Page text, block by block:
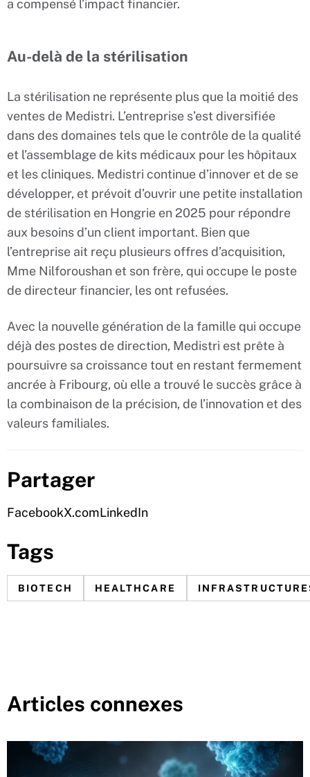
a compensé l’impact financier.
Au-delà de la stérilisation
La stérilisation ne représente plus que la moitié des
ventes de Medistri. L’entreprise s’est diversifiée
dans des domaines tels que le contrôle de la qualité
et l’assemblage de kits médicaux pour les hôpitaux
et les cliniques. Medistri continue d’innover et de se
développer, et prévoit d’ouvrir une petite installation
de stérilisation en Hongrie en 2025 pour répondre
aux besoins d’un client important. Bien que
l’entreprise ait reçu plusieurs offres d’acquisition,
Mme Nilforoushan et son frère, qui occupe le poste
de directeur financier, les ont refusées.
Avec la nouvelle génération de la famille qui occupe
déjà des postes de direction, Medistri est prête à
poursuivre sa croissance tout en restant fermement
ancrée à Fribourg, où elle a trouvé le succès grâce à
la combinaison de la précision, de l’innovation et des
valeurs familiales.
Partager
FacebookX.comLinkedIn
Tags
BIOTECH HEALTHCARE
Articles connexes